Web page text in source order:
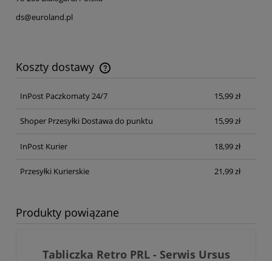
ds@euroland.pl
Koszty dostawy
Cena nie zawiera ewentualnych kosztów płatności
InPost Paczkomaty 24/7
15,99 zł
Shoper Przesyłki Dostawa do punktu 15,99 zł
InPost Kurier 18,99 zł
Przesyłki Kurierskie 21,99 zł
Produkty powiązane
Tabliczka Retro PRL - Serwis Ursus